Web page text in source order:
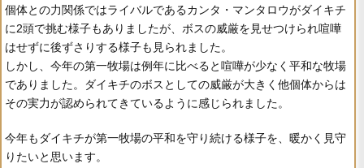
個体との力関係ではライバルであるカンタ・マンタロウがダイキチ
に2頭で挑む様子もありましたが、ボスの威厳を見せつけられ喧嘩
はせずに後ずさりする様子も見られました。
しかし、今年の第一牧場は例年に比べると喧嘩が少なく平和な牧場
でありました。ダイキチのボスとしての威厳が大きく他個体からは
その実力が認められてきているように感じられました。
今年もダイキチが第一牧場の平和を守り続ける様子を、暖かく見守
りたいと思います。